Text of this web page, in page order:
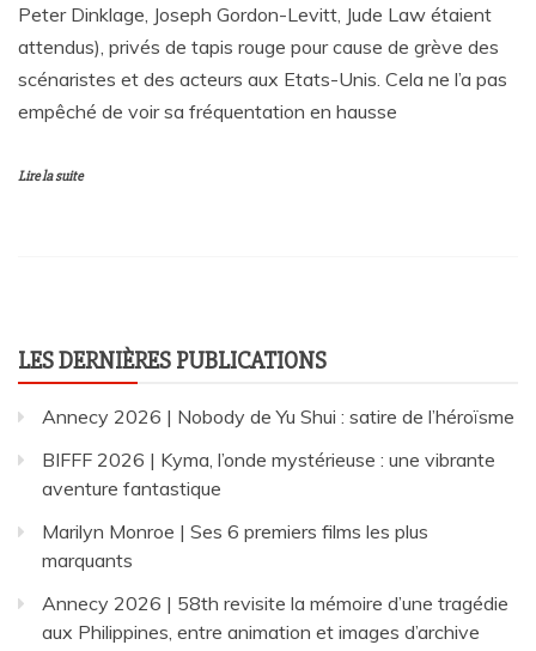
Peter Dinklage, Joseph Gordon-Levitt, Jude Law étaient
attendus), privés de tapis rouge pour cause de grève des
scénaristes et des acteurs aux Etats-Unis. Cela ne l’a pas
empêché de voir sa fréquentation en hausse
Lire la suite
LES DERNIÈRES PUBLICATIONS
Annecy 2026 | Nobody de Yu Shui : satire de l’héroïsme
BIFFF 2026 | Kyma, l’onde mystérieuse : une vibrante
aventure fantastique
Marilyn Monroe | Ses 6 premiers films les plus
marquants
Annecy 2026 | 58th revisite la mémoire d’une tragédie
aux Philippines, entre animation et images d’archive